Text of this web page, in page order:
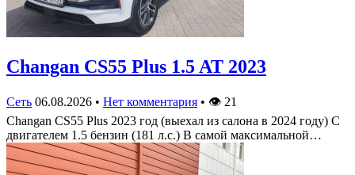
Changan CS55 Plus 1.5 AT 2023
Сеть 06.08.2026 • Нет комментария • 👁 21
Changan CS55 Plus 2023 год (выехал из салона в 2024 году) С
двигателем 1.5 бензин (181 л.с.) В самой максимальной…